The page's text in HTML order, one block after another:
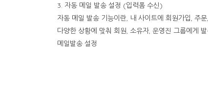
3. 자동 메일 발송 설정 (입력폼 수신)
자동 메일 발송 기능이란, 내 사이트에 회원가입, 주
다양한 상황에 맞춰 회원, 소유자, 운영진 그룹에게
메일발송 설정